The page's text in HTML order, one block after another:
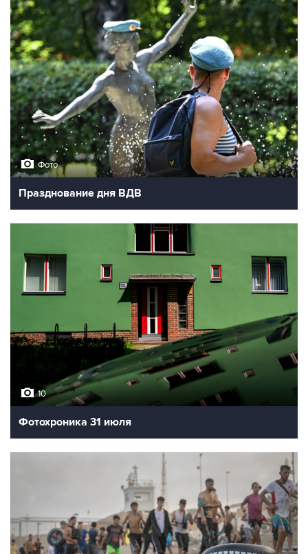
Фото
Празднование дня ВДВ
10
Фотохроника 31 июля